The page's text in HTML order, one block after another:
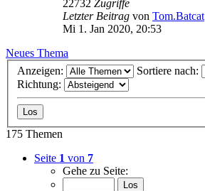
22732 Zugriffe
Letzter Beitrag von Tom.Batcat
Mi 1. Jan 2020, 20:53
Neues Thema
Anzeigen:
Sortiere nach:
Richtung:
175 Themen
Seite 1 von 7
Gehe zu Seite: